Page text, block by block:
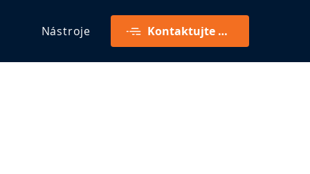
Nástroje Kontaktujte mě